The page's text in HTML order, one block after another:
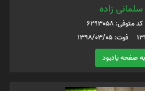
سلمانی زاده
صفحه یادبود